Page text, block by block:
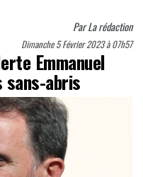
ParLa rédaction
Dimanche 5 Février 2023 à 07h57
Emmanuel
abris